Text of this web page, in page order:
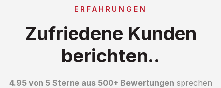
ERFAHRUNGEN
Zufriedene Kunden
berichten..
4.95 von 5 Sterne aus 500+ Bewertungen sprechen